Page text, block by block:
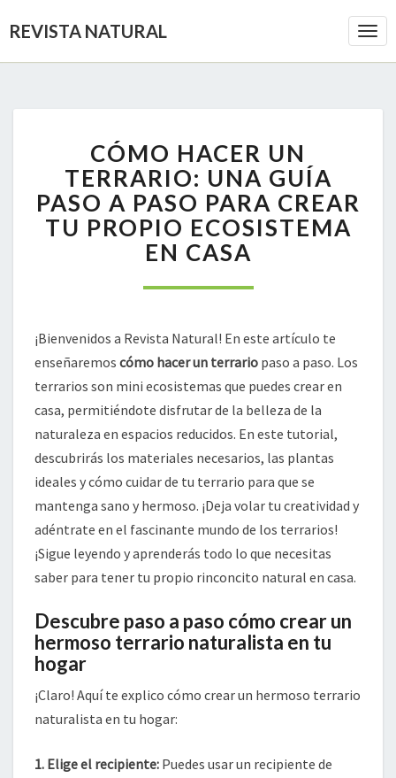
REVISTA NATURAL
HACER
UN
TERRARIO:
UNA
GUÍA
PASO
PASO
TU
PROPIO
ECOSISTEMA
EN
CÓMO HACER UN
TERRARIO: UNA GUÍA
PASO A PASO PARA CREAR
TU PROPIO ECOSISTEMA
EN CASA
¡Bienvenidos a Revista Natural! En este artículo te
enseñaremos cómo hacer un terrario paso a paso. Los
terrarios son mini ecosistemas que puedes crear en
casa, permitiéndote disfrutar de la belleza de la
naturaleza en espacios reducidos. En este tutorial,
descubrirás los materiales necesarios, las plantas
ideales y cómo cuidar de tu terrario para que se
mantenga sano y hermoso. ¡Deja volar tu creatividad y
adéntrate en el fascinante mundo de los terrarios!
¡Sigue leyendo y aprenderás todo lo que necesitas
saber para tener tu propio rinconcito natural en casa.
Descubre paso a paso cómo crear un
hermoso terrario naturalista en tu
hogar
¡Claro! Aquí te explico cómo crear un hermoso terrario
naturalista en tu hogar:
1. Elige el recipiente: Puedes usar un recipiente de